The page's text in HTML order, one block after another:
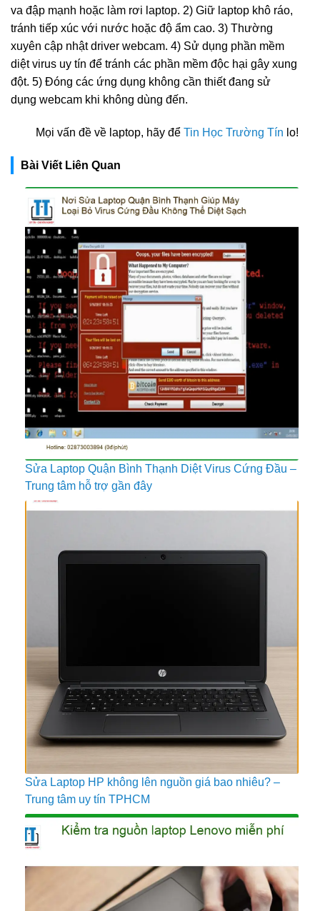
va đập mạnh hoặc làm rơi laptop. 2) Giữ laptop khô ráo,
tránh tiếp xúc với nước hoặc độ ẩm cao. 3) Thường
xuyên cập nhật driver webcam. 4) Sử dụng phần mềm
diệt virus uy tín để tránh các phần mềm độc hại gây xung
đột. 5) Đóng các ứng dụng không cần thiết đang sử
dụng webcam khi không dùng đến.
Mọi vấn đề về laptop, hãy để Tin Học Trường Tín lo!
Bài Viết Liên Quan
Sửa Laptop Quận Bình Thạnh Diệt Virus Cứng Đầu –
Trung tâm hỗ trợ gần đây
Sửa Laptop HP không lên nguồn giá bao nhiêu? –
Trung tâm uy tín TPHCM